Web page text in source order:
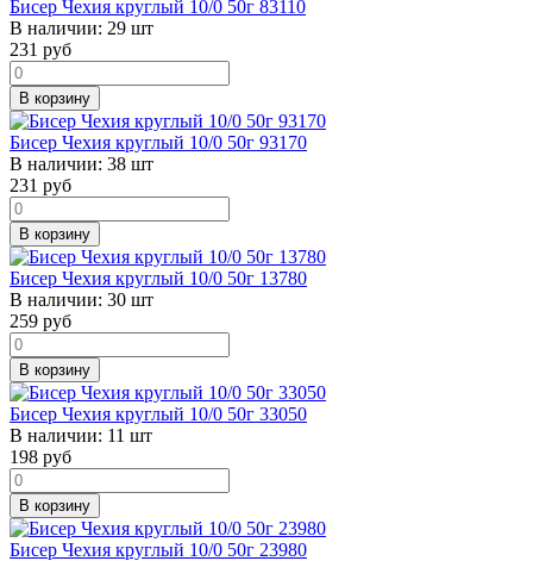
Бисер Чехия круглый 10/0 50г 83110
В наличии: 29 шт
231 руб
В корзину
Бисер Чехия круглый 10/0 50г 93170
В наличии: 38 шт
231 руб
В корзину
Бисер Чехия круглый 10/0 50г 13780
В наличии: 30 шт
259 руб
В корзину
Бисер Чехия круглый 10/0 50г 33050
В наличии: 11 шт
198 руб
В корзину
Бисер Чехия круглый 10/0 50г 23980